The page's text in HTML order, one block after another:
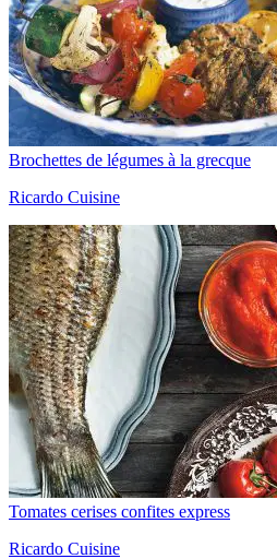
Brochettes de légumes à la grecque
Ricardo Cuisine
Tomates cerises confites express
Ricardo Cuisine